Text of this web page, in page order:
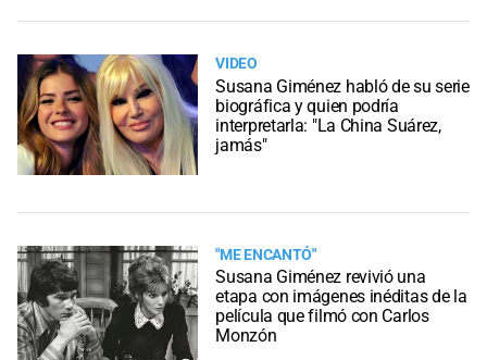
VIDEO
Susana Giménez habló de su serie
biográfica y quien podría
interpretarla: "La China Suárez,
jamás"
"ME ENCANTÓ"
Susana Giménez revivió una
etapa con imágenes inéditas de la
película que filmó con Carlos
Monzón